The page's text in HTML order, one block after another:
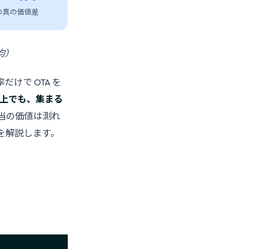
真の価値差
けで OTA を
でも、集まる
の価値は測れ
説します。